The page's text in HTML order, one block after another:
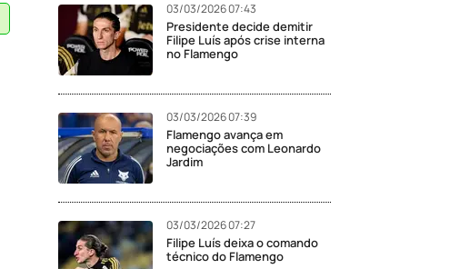
03/03/2026 07:43
Presidente decide demitir
Filipe Luís após crise interna
no Flamengo
03/03/2026 07:39
Flamengo avança em
negociações com Leonardo
Jardim
03/03/2026 07:27
Filipe Luís deixa o comando
técnico do Flamengo